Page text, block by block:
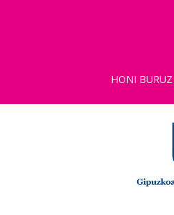
HONI BURUZ